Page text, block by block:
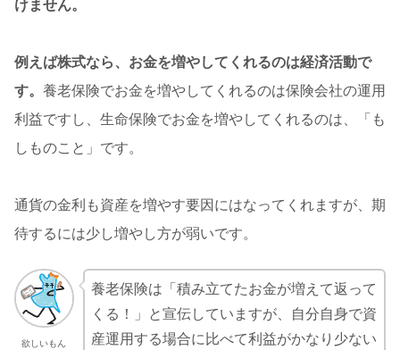
けません。
例えば株式なら、お金を増やしてくれるのは経済活動で
す。 養老保険でお金を増やしてくれるのは保険会社の運用
利益ですし、生命保険でお金を増やしてくれるのは、「も
しものこと」です。
通貨の金利も資産を増やす要因にはなってくれますが、期
待するには少し増やし方が弱いです。
欲しいもん
養老保険は「積み立てたお金が増えて返って
くる！」と宣伝していますが、自分自身で資
産運用する場合に比べて利益がかなり少ない